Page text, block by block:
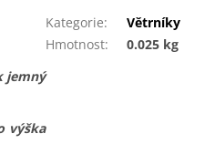
jemný
výška
Kategorie:
Větrníky
Hmotnost: 0.025 kg